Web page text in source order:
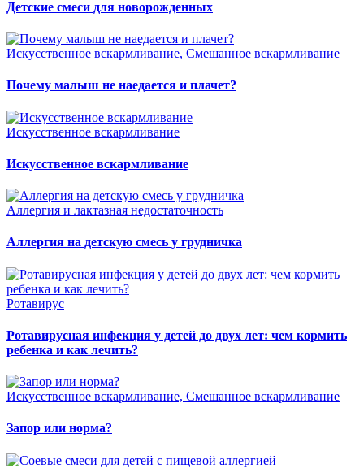
Детские смеси для новорожденных
Искусственное вскармливание, Смешанное вскармливание
Почему малыш не наедается и плачет?
Искусственное вскармливание
Искусственное вскармливание
Аллергия и лактазная недостаточность
Аллергия на детскую смесь у грудничка
Ротавирус
Ротавирусная инфекция у детей до двух лет: чем кормить
ребенка и как лечить?
Искусственное вскармливание, Смешанное вскармливание
Запор или норма?